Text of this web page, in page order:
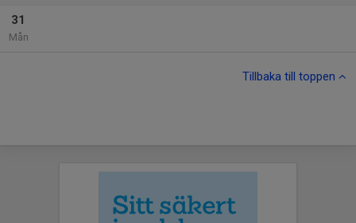
31
Mån
Tillbaka till toppen